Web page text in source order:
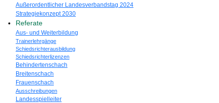
Außerordentlicher Landesverbandstag 2024
Strategiekonzept 2030
Referate
Aus- und Weiterbildung
Trainerlehrgänge
Schiedsrichterausbildung
Schiedsrichterlizenzen
Behindertenschach
Breitenschach
Frauenschach
Ausschreibungen
Landesspielleiter